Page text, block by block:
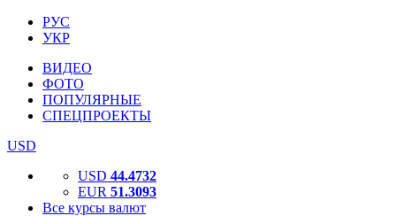
РУС
УКР
ВИДЕО
ФОТО
ПОПУЛЯРНЫЕ
СПЕЦПРОЕКТЫ
USD
USD 44.4732
EUR 51.3093
Все курсы валют